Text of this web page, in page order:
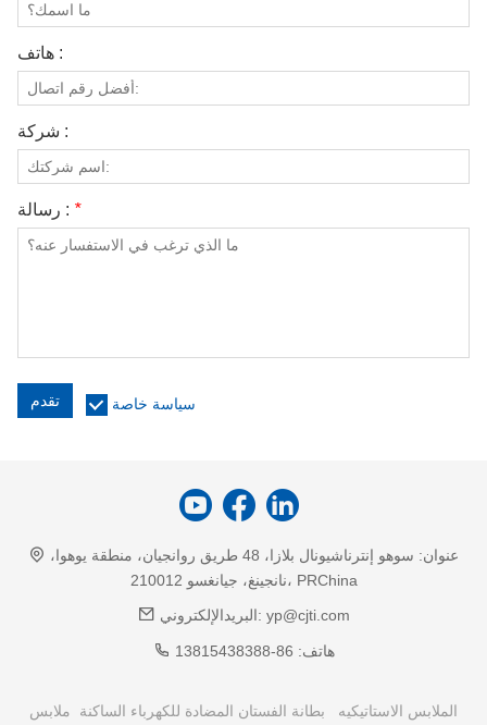
هاتف :
شركة :
رسالة : *
تقدم سياسة خاصة
عنوان:
سوهو إنترناشيونال بلازا، 48 طريق روانجيان، منطقة يوهوا،
نانجينغ، جيانغسو 210012، PRChina
البريدالإلكتروني: yp@cjti.com
هاتف: 86-13815438388
الملابس الاستاتيكيه بطانة الفستان المضادة للكهرباء الساكنة ملابس